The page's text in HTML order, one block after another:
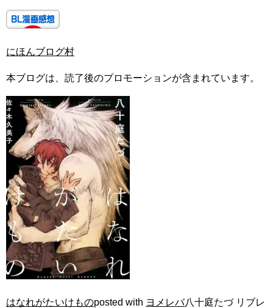
にほんブログ村
本ブログは、読了後のプロモーションが含まれています。
はなれがたいけものposted with ヨメレバ八十庭たづ リブレ